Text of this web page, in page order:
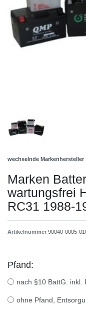
wechselnde Markenhersteller
Marken
wartungsfrei
RC31 1988-
Artikelnummer 90040-0005-
Pfand:
nach §10 BattG. inkl.
ohne Pfand,